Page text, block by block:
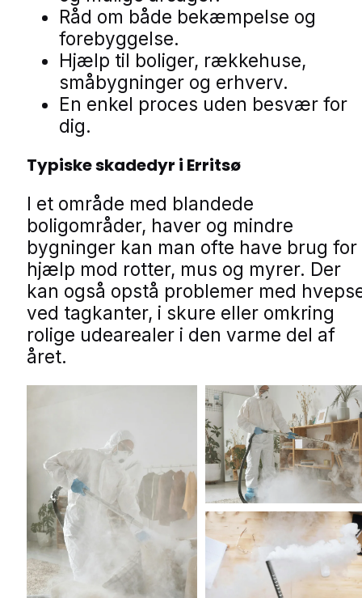
Råd om både bekæmpelse og
forebyggelse.
Hjælp til boliger, rækkehuse,
småbygninger og erhverv.
En enkel proces uden besvær for
dig.
Typiske skadedyr i Erritsø
I et område med blandede
boligområder, haver og mindre
bygninger kan man ofte have brug for
hjælp mod rotter, mus og myrer. Der
kan også opstå problemer med
ved tagkanter, i skure eller omkring
rolige udearealer i den varme del af
året.